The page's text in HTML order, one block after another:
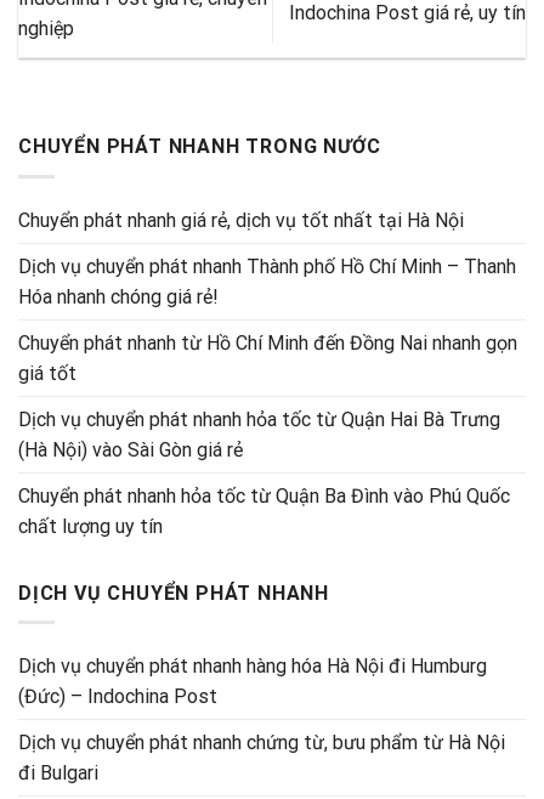
nghiệp
Indochina Post giá rẻ, uy tín
CHUYỂN PHÁT NHANH TRONG NƯỚC
Chuyển phát nhanh giá rẻ, dịch vụ tốt nhất tại Hà Nội
Dịch vụ chuyển phát nhanh Thành phố Hồ Chí Minh – Thanh
Hóa nhanh chóng giá rẻ!
Chuyển phát nhanh từ Hồ Chí Minh đến Đồng Nai nhanh gọn
giá tốt
Dịch vụ chuyển phát nhanh hỏa tốc từ Quận Hai Bà Trưng
(Hà Nội) vào Sài Gòn giá rẻ
Chuyển phát nhanh hỏa tốc từ Quận Ba Đình vào Phú Quốc
chất lượng uy tín
DỊCH VỤ CHUYỂN PHÁT NHANH
Dịch vụ chuyển phát nhanh hàng hóa Hà Nội đi Humburg
(Đức) – Indochina Post
Dịch vụ chuyển phát nhanh chứng từ, bưu phẩm từ Hà Nội
đi Bulgari